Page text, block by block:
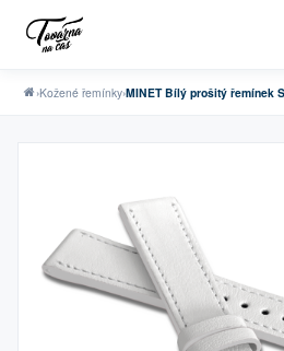
›Kožené řemínky›MINET Bílý prošitý řemínek